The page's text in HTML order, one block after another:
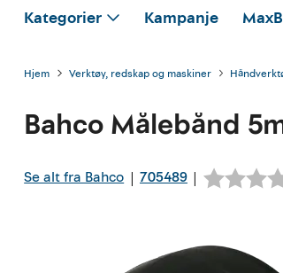
Kategorier Kampanje
Hjem Verktøy, redskap og maskiner
Bahco Målebånd
Se alt fra Bahco | 705489 |